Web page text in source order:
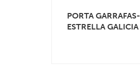
PORTA GARRAFAS-
ESTRELLA GALICIA